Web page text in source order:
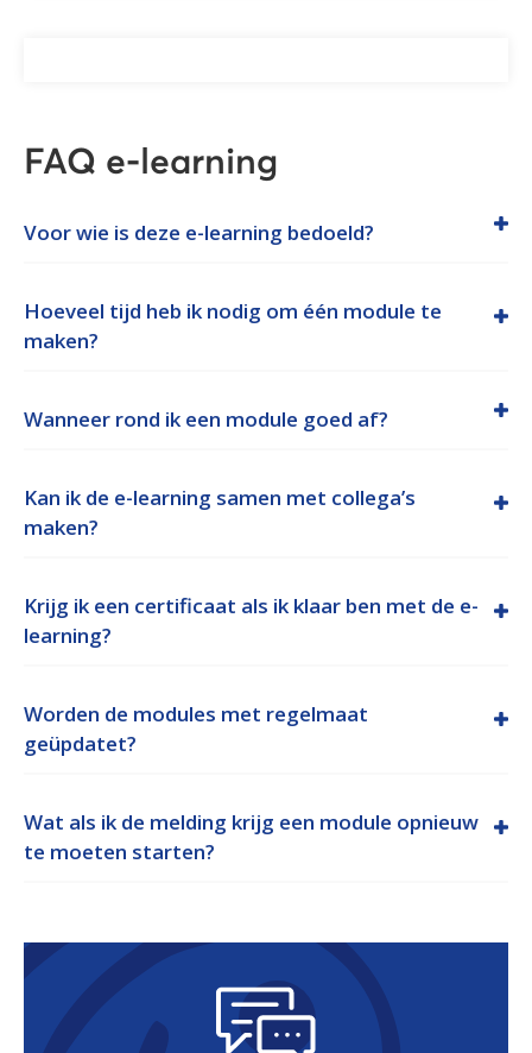
FAQ e-learning
Voor wie is deze e-learning bedoeld?
Hoeveel tijd heb ik nodig om één module te
maken?
Wanneer rond ik een module goed af?
Kan ik de e-learning samen met collega’s
maken?
Krijg ik een certificaat als ik klaar ben met de e-
learning?
Worden de modules met regelmaat
geüpdatet?
Wat als ik de melding krijg een module opnieuw
te moeten starten?